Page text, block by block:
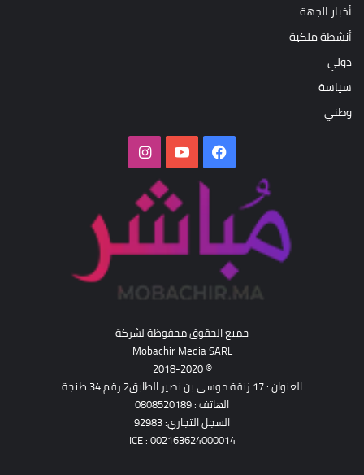
أخبار الجهة
أنشطة ملكية
دولي
سياسة
وطني
فيسبوك‫YouTubeانستقرام
جميع الحقوق محفوظة لشركة
Mobachir Media SARL
© 2018-2020
العنوان : 17 زنقة موسى بن نصير الطابق2 رقم 34 طنجة
الهاتف : 0808520189
السجل التجاري: 92983
ICE : 002163624000014